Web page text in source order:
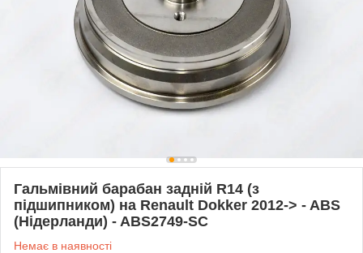
Гальмівний барабан задній R14 (з
підшипником) на Renault Dokker 2012-> - ABS
(Нідерланди) - ABS2749-SC
Немає в наявності